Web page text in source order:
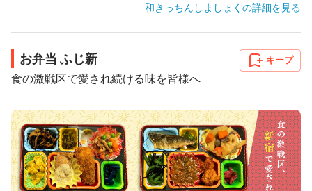
和きっちんしましょく の詳細を見る
お弁当 ふじ新
食の激戦区で愛され続ける味を皆様へ
キープ